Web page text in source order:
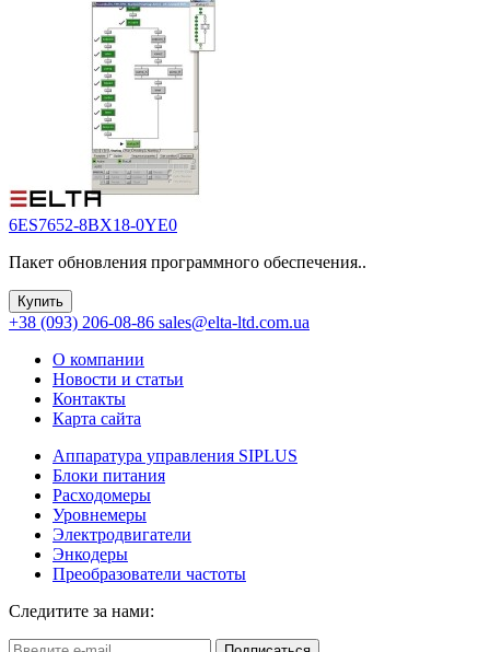
6ES7652-8BX18-0YE0
Пакет обновления программного обеспечения..
Купить
+38 (093) 206-08-86 sales@elta-ltd.com.ua
О компании
Новости и статьи
Контакты
Карта сайта
Аппаратура управления SIPLUS
Блоки питания
Расходомеры
Уровнемеры
Электродвигатели
Энкодеры
Преобразователи частоты
Следитите за нами: